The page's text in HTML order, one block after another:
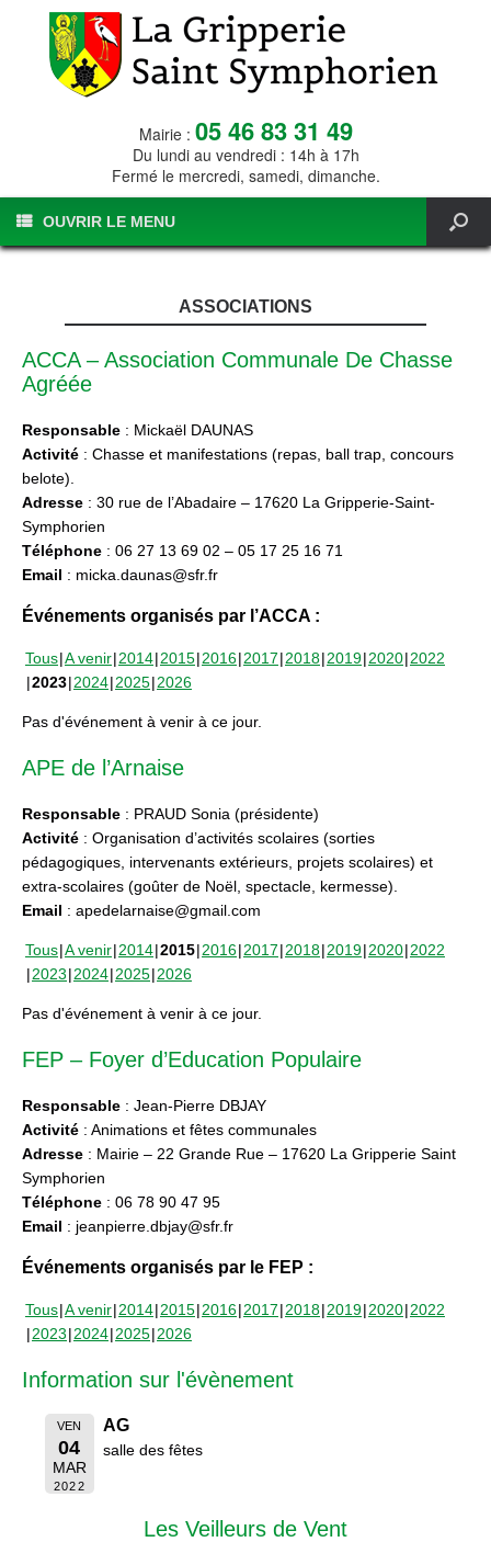
Mairie : 05 46 83 31 49
Du lundi au vendredi : 14h à 17h
Fermé le mercredi, samedi, dimanche.
OUVRIR LE MENU
ASSOCIATIONS
ACCA – Association Communale De Chasse
Agréée
Responsable : Mickaël DAUNAS
Activité : Chasse et manifestations (repas, ball trap, concours
belote).
Adresse : 30 rue de l’Abadaire – 17620 La Gripperie-Saint-
Symphorien
Téléphone : 06 27 13 69 02 – 05 17 25 16 71
Email : micka.daunas@sfr.fr
Événements organisés par l’ACCA :
Tous A venir 2014 2015 2016 2017 2018 2019 2020 2022
2023 2024 2025 2026
Pas d'événement à venir à ce jour.
APE de l’Arnaise
Responsable : PRAUD Sonia (présidente)
Activité : Organisation d’activités scolaires (sorties
pédagogiques, intervenants extérieurs, projets scolaires) et
extra-scolaires (goûter de Noël, spectacle, kermesse).
Email : apedelarnaise@gmail.com
Tous A venir 2014 2015 2016 2017 2018 2019 2020 2022
2023 2024 2025 2026
Pas d'événement à venir à ce jour.
FEP – Foyer d’Education Populaire
Responsable : Jean-Pierre DBJAY
Activité : Animations et fêtes communales
Adresse : Mairie – 22 Grande Rue – 17620 La Gripperie Saint
Symphorien
Téléphone : 06 78 90 47 95
Email : jeanpierre.dbjay@sfr.fr
Événements organisés par le FEP :
Tous A venir 2014 2015 2016 2017 2018 2019 2020 2022
2023 2024 2025 2026
Information sur l'évènement
VEN
04
MAR
2022
AG
salle des fêtes
Les Veilleurs de Vent